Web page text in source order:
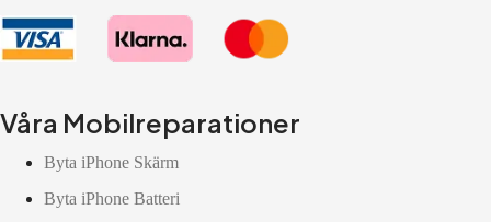
Våra Mobilreparationer
Byta iPhone Skärm
Byta iPhone Batteri